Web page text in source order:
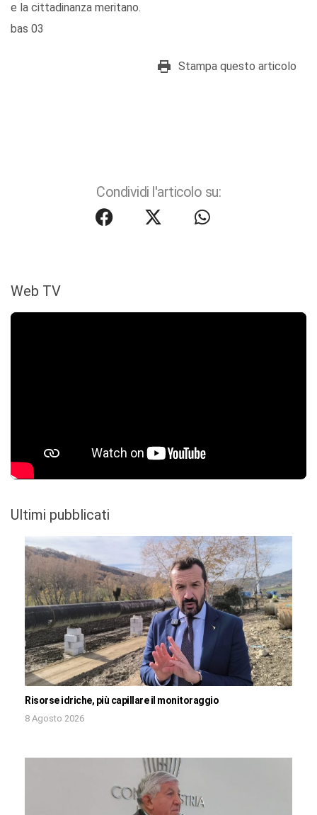
e la cittadinanza meritano.
bas 03
Stampa questo articolo
Condividi l'articolo su:
Web TV
Ultimi pubblicati
Risorse idriche, più capillare il monitoraggio
8 Agosto 2026